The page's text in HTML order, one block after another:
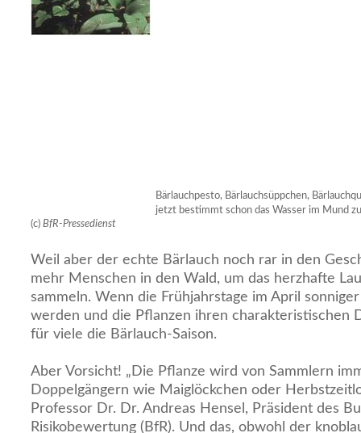
Bärlauchpesto, Bärlauchsüppchen,
jetzt bestimmt schon das Wasser im Mund
(c) BfR-Pressedienst
Weil aber der echte Bärlauch noch rar in den
mehr Menschen in den Wald, um das herzhafte
sammeln. Wenn die Frühjahrstage im April
werden und die Pflanzen ihren charakteristischen
für viele die Bärlauch-Saison.
Aber Vorsicht! „Die Pflanze wird von Sammlern
Doppelgängern wie Maiglöckchen oder
Professor Dr. Dr. Andreas Hensel, Präsident des
Risikobewertung (BfR). Und das, obwohl der